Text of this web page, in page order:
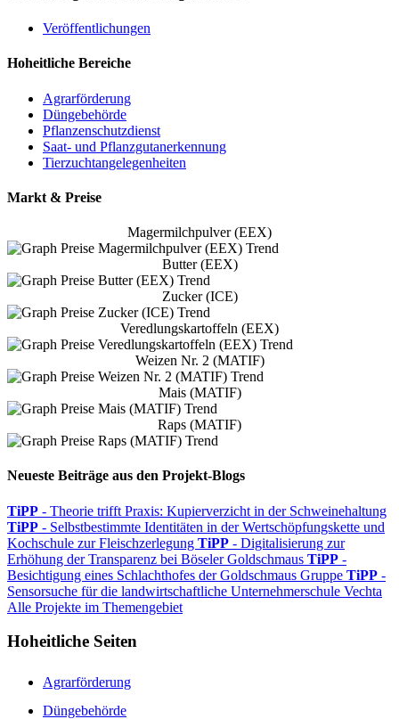
Veröffentlichungen
Hoheitliche Bereiche
Agrarförderung
Düngebehörde
Pflanzenschutzdienst
Saat- und Pflanzgutanerkennung
Tierzuchtangelegenheiten
Markt & Preise
Magermilchpulver (EEX)
Butter (EEX)
Zucker (ICE)
Veredlungskartoffeln (EEX)
Weizen Nr. 2 (MATIF)
Mais (MATIF)
Raps (MATIF)
Neueste Beiträge aus den Projekt-Blogs
TiPP - Theorie trifft Praxis: Kupierverzicht in der Schweinehaltung
TiPP - Selbstbestimmte Identitäten in der Wertschöpfungskette und
Kochschule zur Fleischzerlegung TiPP - Digitalisierung zur
Erhöhung der Transparenz bei Böseler Goldschmaus TiPP -
Besichtigung eines Schlachthofes der Goldschmaus Gruppe TiPP -
Sensorsuche für die landwirtschaftliche Unternehmerschule Vechta
Alle Projekte im Themengebiet
Hoheitliche Seiten
Agrarförderung
Düngebehörde